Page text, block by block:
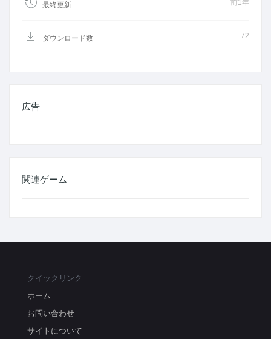
最終更新
ダウンロード数 72
広告
関連ゲーム
クイックリンク
ホーム
お問い合わせ
サイトについて